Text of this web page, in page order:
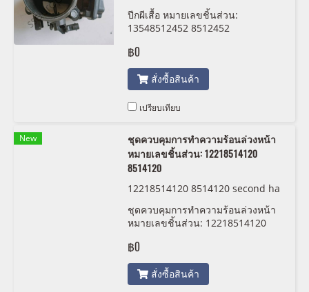
ปีกผีเสื้อ หมายเลขชิ้นส่วน:
13548512452 8512452
฿0
สั่งซื้อสินค้า
เปรียบเทียบ
New
ชุดควบคุมการทำความร้อนล่วงหน้า
หมายเลขชิ้นส่วน: 12218514120
8514120
12218514120 8514120 second ha
ชุดควบคุมการทำความร้อนล่วงหน้า
หมายเลขชิ้นส่วน: 12218514120
฿0
สั่งซื้อสินค้า